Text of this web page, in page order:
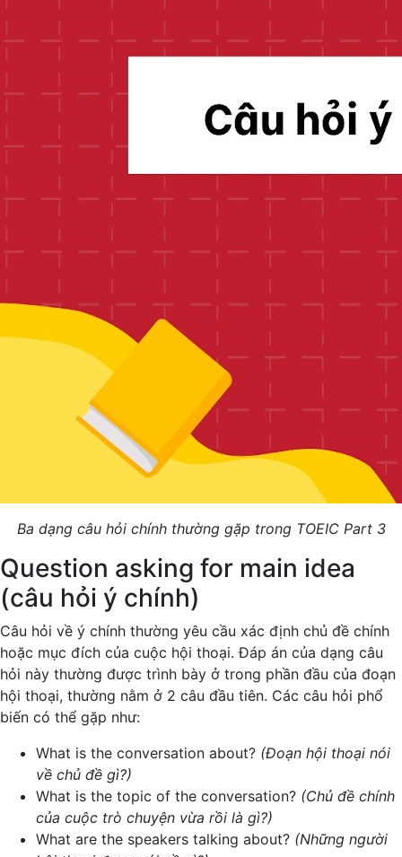
Ba dạng câu hỏi chính thường gặp trong TOEIC Part 3
Question asking for main idea
(câu hỏi ý chính)
Câu hỏi về ý chính thường yêu cầu xác định chủ đề chính
hoặc mục đích của cuộc hội thoại. Đáp án của dạng câu
hỏi này thường được trình bày ở trong phần đầu của đoạn
hội thoại, thường nằm ở 2 câu đầu tiên. Các câu hỏi phổ
biến có thể gặp như:
What is the conversation about? (Đoạn hội thoại nói
về chủ đề gì?)
What is the topic of the conversation? (Chủ đề chính
của cuộc trò chuyện vừa rồi là gì?)
What are the speakers talking about? (Những người